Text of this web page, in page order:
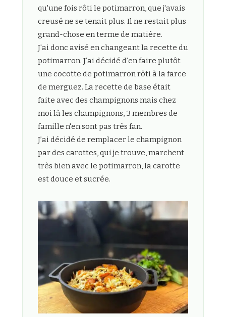
qu'une fois rôti le potimarron, que j'avais
creusé ne se tenait plus. Il ne restait plus
grand-chose en terme de matière.
J'ai donc avisé en changeant la recette du
potimarron. J’ai décidé d’en faire plutôt
une cocotte de potimarron rôti à la farce
de merguez. La recette de base était
faite avec des champignons mais chez
moi là les champignons, 3 membres de
famille n'en sont pas très fan.
J’ai décidé de remplacer le champignon
par des carottes, qui je trouve, marchent
très bien avec le potimarron, la carotte
est douce et sucrée.